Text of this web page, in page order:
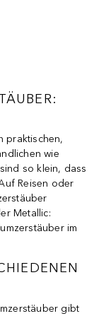
praktischen,
wie
so klein, dass
Reisen oder
Metallic:
im
gibt